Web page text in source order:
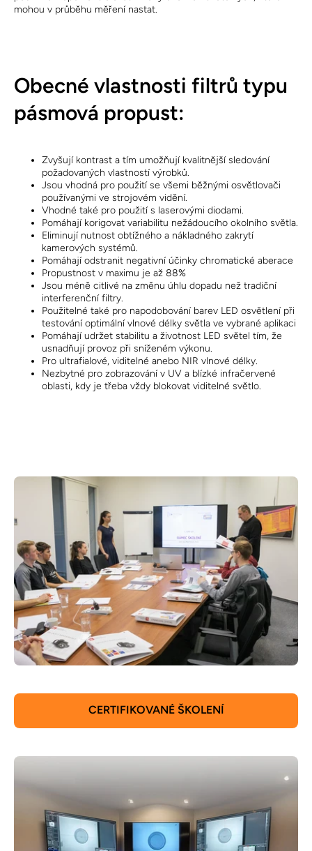
mohou v průběhu měření nastat.
Obecné vlastnosti filtrů typu
pásmová propust:
Zvyšují kontrast a tím umožňují kvalitnější sledování
požadovaných vlastností výrobků.
Jsou vhodná pro použití se všemi běžnými osvětlovači
používanými ve strojovém vidění.
Vhodné také pro použití s ​​laserovými diodami.
Pomáhají korigovat variabilitu nežádoucího okolního světla.
Eliminují nutnost obtížného a nákladného zakrytí
kamerových systémů.
Pomáhají odstranit negativní účinky chromatické aberace
Propustnost v maximu je až 88%
Jsou méně citlivé na změnu úhlu dopadu než tradiční
interferenční filtry.
Použitelné také pro napodobování barev LED osvětlení při
testování optimální vlnové délky světla ve vybrané aplikaci
Pomáhají udržet stabilitu a životnost LED světel tím, že
usnadňují provoz při sníženém výkonu.
Pro ultrafialové, viditelné anebo NIR vlnové délky.
Nezbytné pro zobrazování v UV a blízké infračervené
oblasti, kdy je třeba vždy blokovat viditelné světlo.
CERTIFIKOVANÉ ŠKOLENÍ